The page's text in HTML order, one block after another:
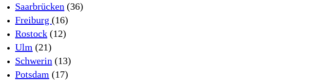
Saarbrücken (36)
Freiburg (16)
Rostock (12)
Ulm (21)
Schwerin (13)
Potsdam (17)